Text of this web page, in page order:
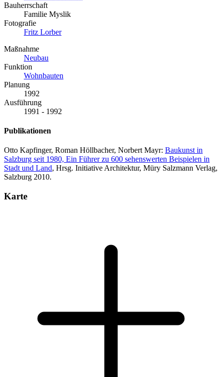
Bauherrschaft
Familie Myslik
Fotografie
Fritz Lorber
Maßnahme
Neubau
Funktion
Wohnbauten
Planung
1992
Ausführung
1991 - 1992
Publikationen
Otto Kapfinger, Roman Höllbacher, Norbert Mayr: Baukunst in
Salzburg seit 1980, Ein Führer zu 600 sehenswerten Beispielen in
Stadt und Land, Hrsg. Initiative Architektur, Müry Salzmann Verlag,
Salzburg 2010.
Karte